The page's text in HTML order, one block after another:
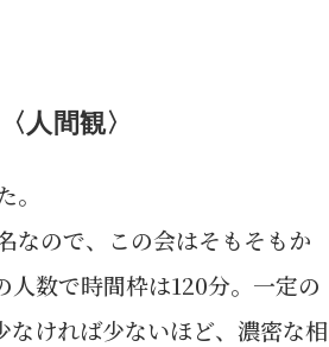
人間観〉
なので、この会はそもそもか
人数で時間枠は120分。一定の
ければ少ないほど、濃密な相